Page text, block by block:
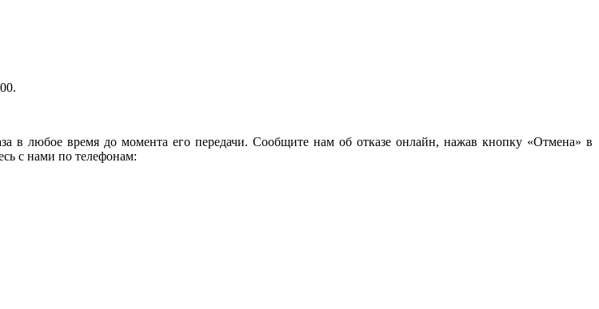
в любое время до момента его передачи. Сообщите нам об отказе онлайн, нажав кнопку «Отмена» в
с нами по телефонам: